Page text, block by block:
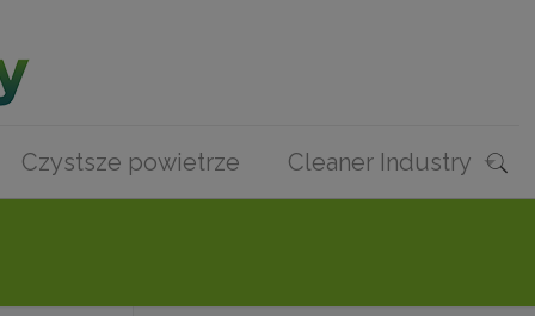
Czystsze powietrze Cleaner Industry